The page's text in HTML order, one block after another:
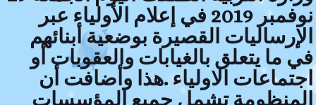
نوفمبر 2019 في إعلام الأولياء عبر
الإرساليات القصيرة بوضعية أبنائهم
في ما يتعلق بالغيابات والعقوبات أو
اجتماعات الاولياء .هذا وأضافت أن
المنظومة تشمل جميع المؤسسات